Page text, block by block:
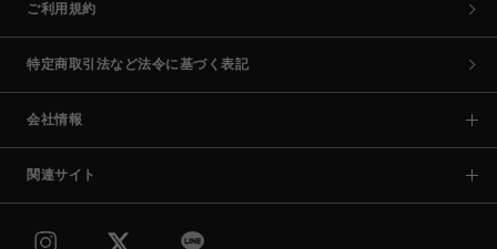
ご利用規約
特定商取引法など法令に基づく表記
会社情報
関連サイト